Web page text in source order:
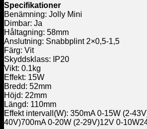
Specifikationer
Benämning: Jolly Mini
Dimbar: Ja
Håltagning: 58mm
Anslutning: Snabbplint 2×0,5-1,5
Färg: Vit
Skyddsklass: IP20
Vikt: 0.1kg
Effekt: 15W
Bredd: 52mm
Höjd: 22mm
Längd: 110mm
Effekt intervall(W): 350mA 0-15W (2-
40V)700mA 0-20W (2-29V)12V 0-